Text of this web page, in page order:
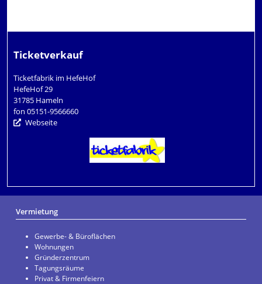
Ticketverkauf
Ticketfabrik im HefeHof
HefeHof 29
31785 Hameln
fon 05151-9566660
Webseite
Vermietung
Gewerbe- & Büroflächen
Wohnungen
Gründerzentrum
Tagungsräume
Privat & Firmenfeiern